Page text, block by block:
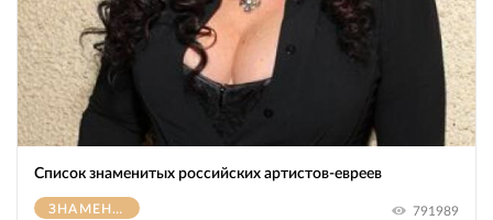
Список знаменитых российских артистов-евреев
ЗНАМЕНИТОСТИ 791989